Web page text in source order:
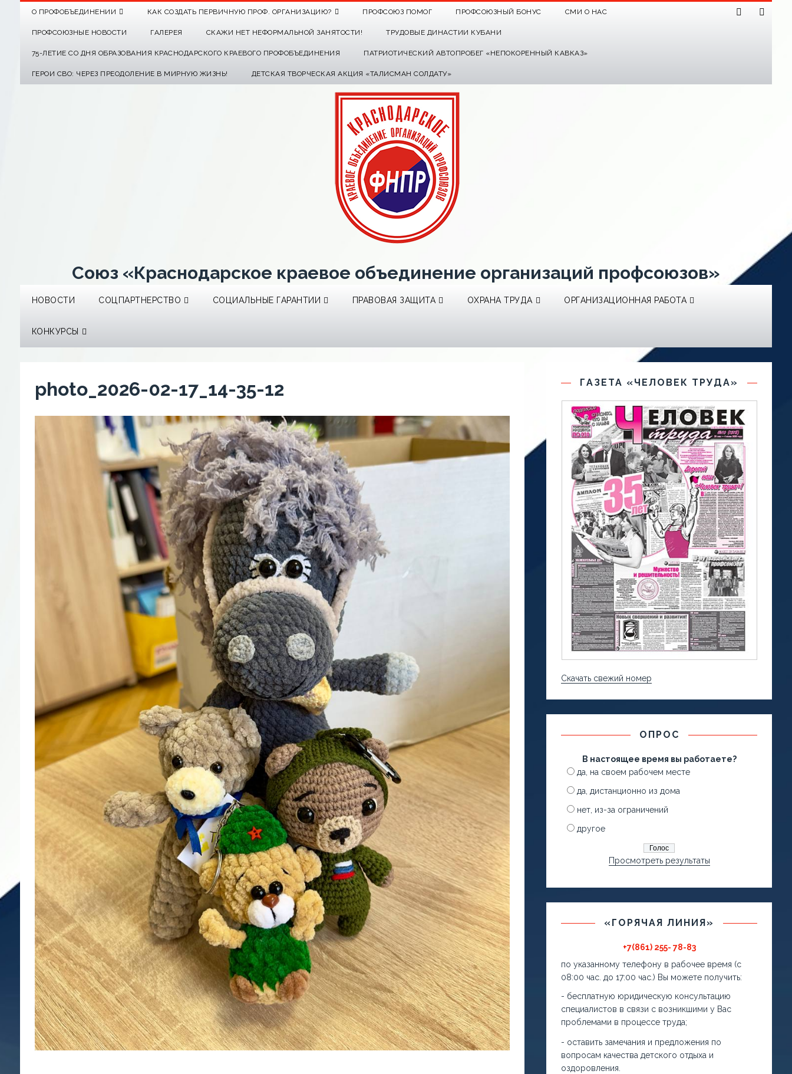
О ПРОФОБЪЕДИНЕНИИ КАК СОЗДАТЬ ПЕРВИЧНУЮ ПРОФ. ОРГАНИЗАЦИЮ? ПРОФСОЮЗ ПОМОГ ПРОФСОЮЗНЫЙ БОНУС СМИ О НАС
ПРОФСОЮЗНЫЕ НОВОСТИ ГАЛЕРЕЯ СКАЖИ НЕТ НЕФОРМАЛЬНОЙ ЗАНЯТОСТИ! ТРУДОВЫЕ ДИНАСТИИ КУБАНИ
75-ЛЕТИЕ СО ДНЯ ОБРАЗОВАНИЯ КРАСНОДАРСКОГО КРАЕВОГО ПРОФОБЪЕДИНЕНИЯ ПАТРИОТИЧЕСКИЙ АВТОПРОБЕГ «НЕПОКОРЕННЫЙ КАВКАЗ»
ГЕРОИ СВО: ЧЕРЕЗ ПРЕОДОЛЕНИЕ В МИРНУЮ ЖИЗНЬ! ДЕТСКАЯ ТВОРЧЕСКАЯ АКЦИЯ «ТАЛИСМАН СОЛДАТУ»
Союз «Краснодарское краевое объединение организаций профсоюзов»
НОВОСТИ СОЦПАРТНЕРСТВО СОЦИАЛЬНЫЕ ГАРАНТИИ ПРАВОВАЯ ЗАЩИТА ОХРАНА ТРУДА ОРГАНИЗАЦИОННАЯ РАБОТА
КОНКУРСЫ
photo_2026-02-17_14-35-12 ГАЗЕТА «ЧЕЛОВЕК ТРУДА»
Скачать свежий номер
ОПРОС
В настоящее время вы работаете?
да, на своем рабочем месте
да, дистанционно из дома
нет, из-за ограничений
другое
Просмотреть результаты
«ГОРЯЧАЯ ЛИНИЯ»
+7(861) 255- 78-83
по указанному телефону в рабочее время (с
08:00 час. до 17:00 час.) Вы можете получить:
- бесплатную юридическую консультацию
специалистов в связи с возникшими у Вас
проблемами в процессе труда;
- оставить замечания и предложения по
вопросам качества детского отдыха и
оздоровления.